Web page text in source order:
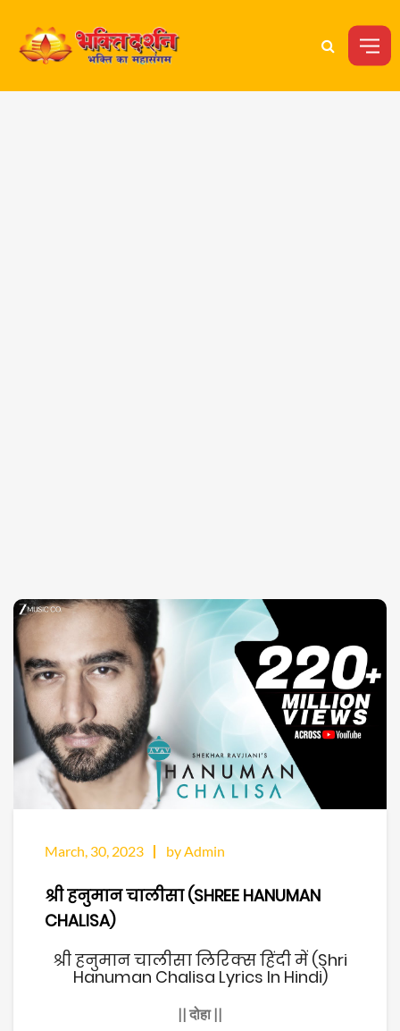
March, 30, 2023 by Admin
श्री हनुमान चालीसा (SHREE HANUMAN
CHALISA)
श्री हनुमान चालीसा लिरिक्स हिंदी में (Shri
Hanuman Chalisa Lyrics In Hindi)
|| दोहा ||